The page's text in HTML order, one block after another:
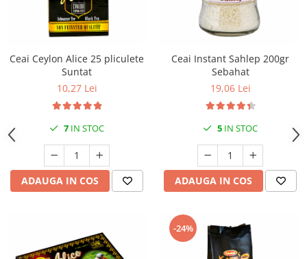
Ceai Ceylon Alice 25 pliculete
Suntat
10,27 Lei
7 IN STOC
ADAUGA IN COS
Ceai Instant Sahlep 200gr
Sebahat
19,06 Lei
5 IN STOC
ADAUGA IN COS
-24%